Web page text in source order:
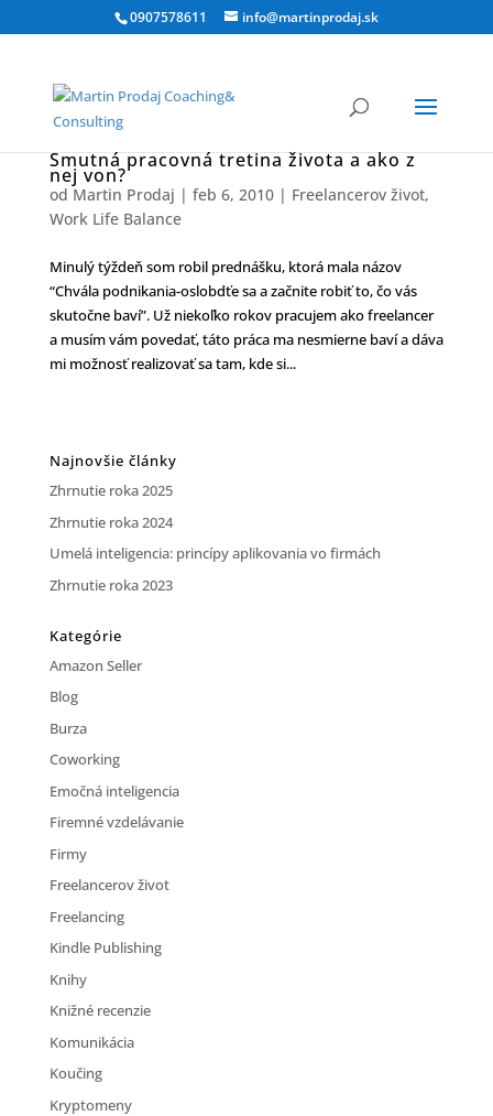
0907578611 info@martinprodaj.sk
Smutná pracovná tretina života a ako z
nej von?
od Martin Prodaj | feb 6, 2010| Freelancerov život,
Work Life Balance
Minulý týždeň som robil prednášku, ktorá mala názov
“Chvála podnikania-oslobdťe sa a začnite robiť to, čo vás
skutočne baví”. Už niekoľko rokov pracujem ako freelancer
a musím vám povedať, táto práca ma nesmierne baví a dáva
mi možnosť realizovať sa tam, kde si...
Najnovšie články
Zhrnutie roka 2025
Zhrnutie roka 2024
Umelá inteligencia: princípy aplikovania vo firmách
Zhrnutie roka 2023
Kategórie
Amazon Seller
Blog
Burza
Coworking
Emočná inteligencia
Firemné vzdelávanie
Firmy
Freelancerov život
Freelancing
Kindle Publishing
Knihy
Knižné recenzie
Komunikácia
Koučing
Kryptomeny